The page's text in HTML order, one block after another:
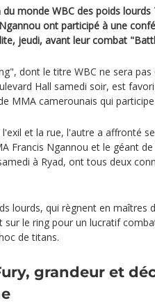
du monde WBC des poids
ont participé à une
jeudi, avant leur combat
dont le titre WBC ne sera
Hall samedi soir, est
MMA camerounais qui
et la rue, l'autre a affronté
Francis Ngannou et le géant
à Ryad, ont tous deux
lourds, qui règnent en maîtres
sur le ring pour un lucratif
de titans.
grandeur et